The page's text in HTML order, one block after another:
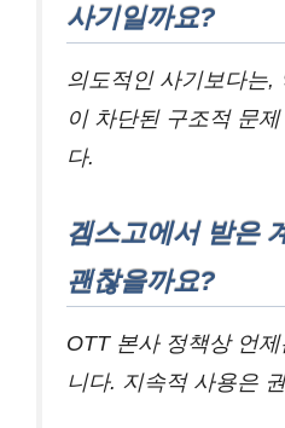
사기일까요?
의도적인 사기보다는,
이 차단된 구조적 문
다.
겜스고에서 받은
괜찮을까요?
OTT 본사 정책상 언
니다. 지속적 사용은